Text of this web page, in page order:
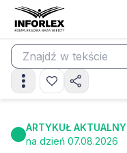
ARTYKUŁ AKTUALNY
na dzień 07.08.2026